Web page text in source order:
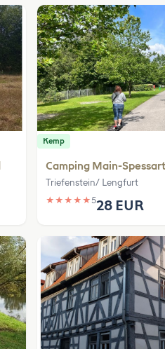
Kemp
Camping Main-
Triefenstein/ Lengfurt
★ ★ ★ ★ ★528 EUR